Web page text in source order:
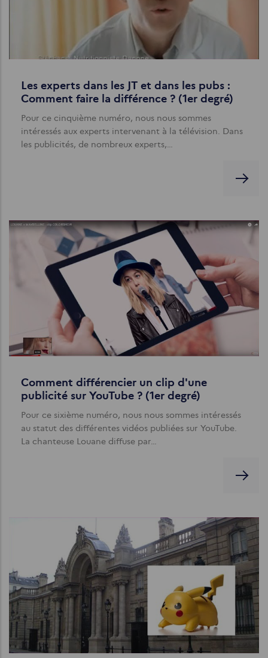
Les experts dans les JT et dans les pubs :
Comment faire la différence ? (1er degré)
Pour ce cinquième numéro, nous nous sommes
intéressés aux experts intervenant à la télévision. Dans
les publicités, de nombreux experts,…
Comment différencier un clip d'une
publicité sur YouTube ? (1er degré)
Pour ce sixième numéro, nous nous sommes intéressés
au statut des différentes vidéos publiées sur YouTube.
La chanteuse Louane diffuse par…